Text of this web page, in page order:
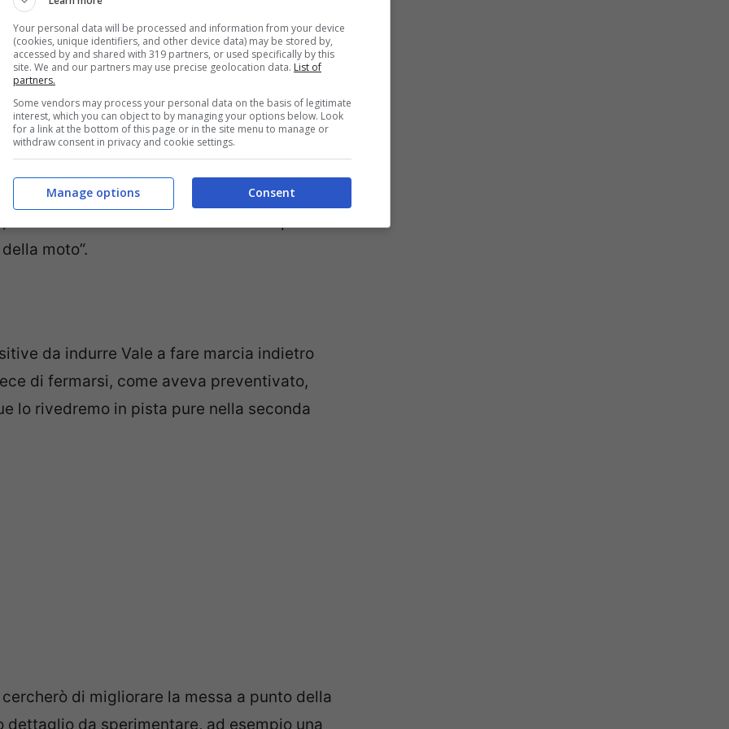
stagione, a differenza della maggior parte
non è stato impegnato nello svezzamento
campionato.
il nove volte campione del mondo a
abbiamo cercato di lavorare su quello
moto”.
da indurre Vale a fare marcia indietro
di fermarsi, come aveva preventivato,
lo rivedremo in pista pure nella seconda
di migliorare la messa a punto della
da sperimentare, ad esempio una
Your personal data will be processed and information from your device
(cookies, unique identifiers, and other device data) may be stored by,
accessed by and shared with 319 partners, or used specifically by this
site. We and our partners may use precise geolocation data. List of
partners.
Some vendors may process your personal data on the basis of legitimate
interest, which you can object to by managing your options below. Look
for a link at the bottom of this page or in the site menu to manage or
withdraw consent in privacy and cookie settings.
Consent
Manage options